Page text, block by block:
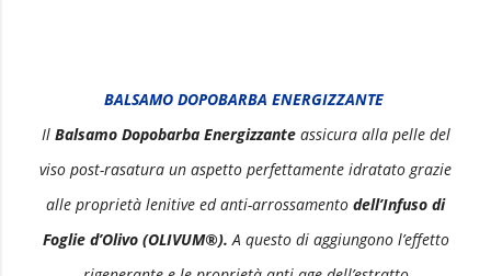
BALSAMO DOPOBARBA ENERGIZZANTE
Il Balsamo Dopobarba Energizzanteassicura alla pelle del
viso post-rasatura un aspetto perfettamente idratato grazie
alle proprietà lenitive ed anti-arrossamento dell’Infuso di
Foglie d’Olivo (OLIVUM®). A questo di aggiungono l’effetto